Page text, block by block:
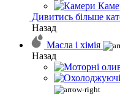
Дивитись більше
Назад
Масла і хімія
Назад